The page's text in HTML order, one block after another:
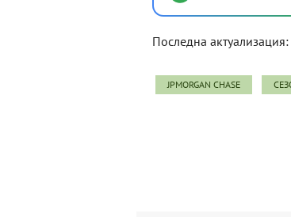
Последна актуализация:
JPMORGAN CHASE